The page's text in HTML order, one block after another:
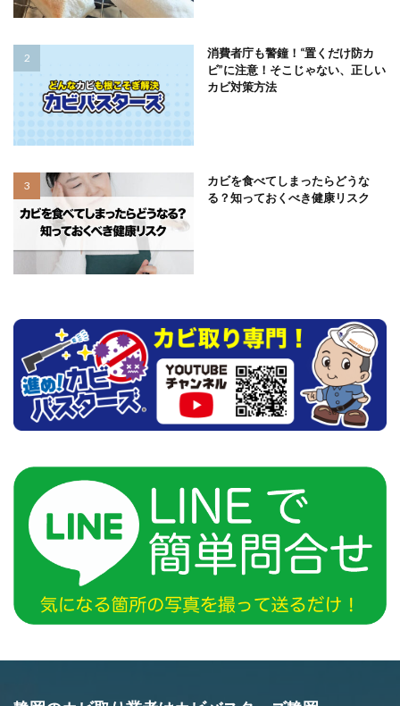
消費者庁も警鐘！“置くだけ防カ
ビ”に注意！そこじゃない、正しい
カビ対策方法
カビを食べてしまったらどうな
る？知っておくべき健康リスク